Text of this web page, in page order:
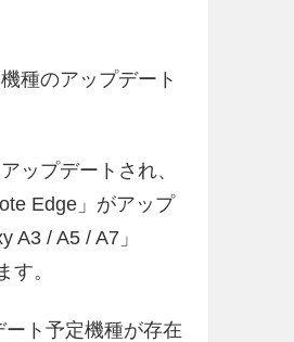
種のアップデート
ップデートされ、
Edge」がアップ
A3 / A5 / A7」
す。
ト予定機種が存在